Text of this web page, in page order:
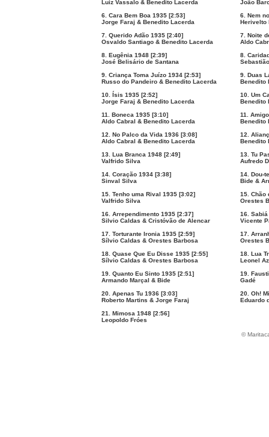
Luiz Vassalo & Benedito Lacerda
6. Cara Bem Boa 1935 [2:53]
Jorge Faraj & Benedito Lacerda
7. Querido Adão 1935 [2:40]
Osvaldo Santiago & Benedito Lacerda
8. Eugênia 1948 [2:39]
José Belisário de Santana
9. Criança Toma Juízo 1934 [2:53]
Russo do Pandeiro & Benedito Lacerda
10. Ísis 1935 [2:52]
Jorge Faraj & Benedito Lacerda
11. Boneca 1935 [3:10]
Aldo Cabral & Benedito Lacerda
12. No Palco da Vida 1936 [3:08]
Aldo Cabral & Benedito Lacerda
13. Lua Branca 1948 [2:49]
Valfrido Silva
14. Coração 1934 [3:38]
Sinval Silva
15. Tenho uma Rival 1935 [3:02]
Valfrido Silva
16. Arrependimento 1935 [2:37]
Silvio Caldas & Cristóvão de Alencar
17. Torturante Ironia 1935 [2:59]
Sílvio Caldas & Orestes Barbosa
18. Quase Que Eu Disse 1935 [2:55]
Sílvio Caldas & Orestes Barbosa
19. Quanto Eu Sinto 1935 [2:51]
Armando Marçal & Bide
20. Apenas Tu 1936 [3:03]
Roberto Martins & Jorge Faraj
21. Mimosa 1948 [2:56]
Leopoldo Fróes
João
6. Nem
Herivelto
7. Noite
Aldo
8.
9. Duas
Benedito
10. Um
Benedito
11.
Benedito
12.
Benedito
13. Tu
Aufredo
14. Dou-
Bide &
15. Chão
Orestes
16.
Vicente
17.
Orestes
18. Lua
Leonel
19.
Gadé
20. Oh!
Eduardo
©